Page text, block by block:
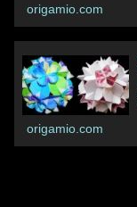
origamio.com
origamio.com